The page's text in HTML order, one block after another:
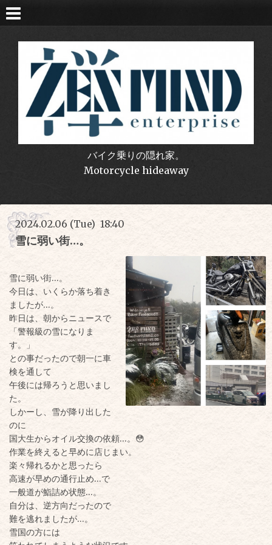
バイク乗りの隠れ家。
Motorcycle hideaway
2024.02.06 (Tue) 18:40
雪に弱い街…。
雪に弱い街…。
今日は、いくらか落ち着き
ましたが…。
昨日は、朝からニュースで
「警報級の雪になりま
す。」
との事だったので朝一に車
検を通して
午後には帰ろうと思いまし
た。
しかーし、雪が降り出した
のに
国大生からオイル交換の依頼…。😳
作業を終えると早めに店じまい。
楽々帰れるかと思ったら
高速が早めの通行止め…で
一般道が鮨詰め状態…。
自分は、逆方向だったので
難を逃れましたが…。
雪国の方には